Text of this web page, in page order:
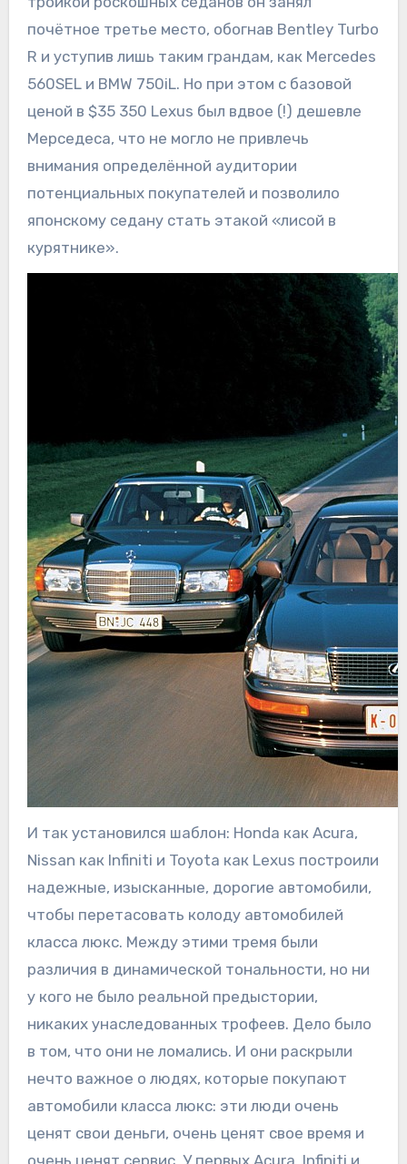
почётное третье место, обогнав Bentley Turbo
R и уступив лишь таким грандам, как Mercedes
560SEL и BMW 750iL. Но при этом с базовой
ценой в $35 350 Lexus был вдвое (!) дешевле
Мерседеса, что не могло не привлечь
внимания определённой аудитории
потенциальных покупателей и позволило
японскому седану стать этакой «лисой в
курятнике».
И так установился шаблон: Honda как Acura,
Nissan как Infiniti и Toyota как Lexus построили
надежные, изысканные, дорогие автомобили,
чтобы перетасовать колоду автомобилей
класса люкс. Между этими тремя были
различия в динамической тональности, но ни
у кого не было реальной предыстории,
никаких унаследованных трофеев. Дело было
в том, что они не ломались. И они раскрыли
нечто важное о людях, которые покупают
автомобили класса люкс: эти люди очень
ценят свои деньги, очень ценят свое время и